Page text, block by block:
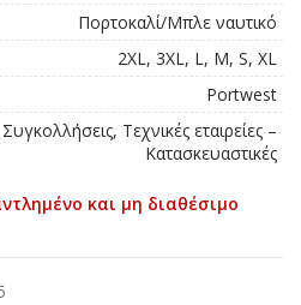
Πορτοκαλί/Μπλε ναυτικό
2XL, 3XL, L, M, S, XL
Portwest
Τεχνικές εταιρείες –
Κατασκευαστικές
και μη διαθέσιμο